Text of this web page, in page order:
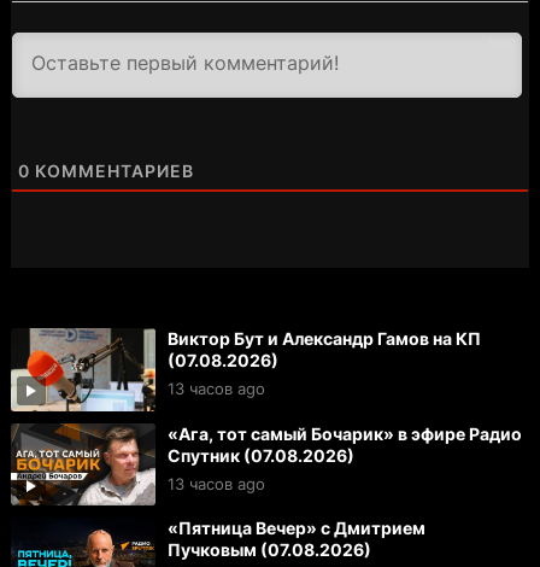
0 КОММЕНТАРИЕВ
Виктор Бут и Александр Гамов на КП
(07.08.2026)
13 часов ago
«Ага, тот самый Бочарик» в эфире Радио
Спутник (07.08.2026)
13 часов ago
«Пятница Вечер» с Дмитрием
Пучковым (07.08.2026)